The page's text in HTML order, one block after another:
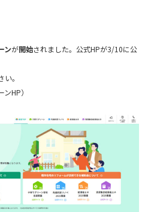
ンが開始されました。公式HPが3/10に公
。
HP）